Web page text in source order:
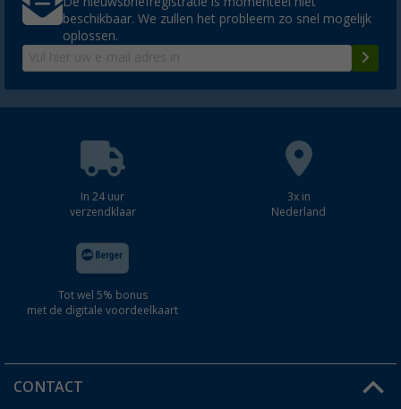
beschikbaar. We zullen het probleem zo snel mogelijk
oplossen.
In 24 uur
verzendklaar
3x in
Nederland
Tot wel 5% bonus
met de digitale voordeelkaart
CONTACT